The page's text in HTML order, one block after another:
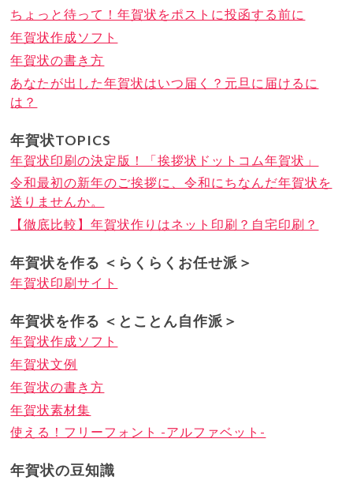
ちょっと待って！年賀状をポストに投函する前に
年賀状作成ソフト
年賀状の書き方
あなたが出した年賀状はいつ届く？元旦に届けるに
は？
年賀状TOPICS
年賀状印刷の決定版！「挨拶状ドットコム年賀状」
令和最初の新年のご挨拶に、令和にちなんだ年賀状を
送りませんか。
【徹底比較】年賀状作りはネット印刷？自宅印刷？
年賀状を作る ＜らくらくお任せ派＞
年賀状印刷サイト
年賀状を作る ＜とことん自作派＞
年賀状作成ソフト
年賀状文例
年賀状の書き方
年賀状素材集
使える！フリーフォント -アルファベット-
年賀状の豆知識